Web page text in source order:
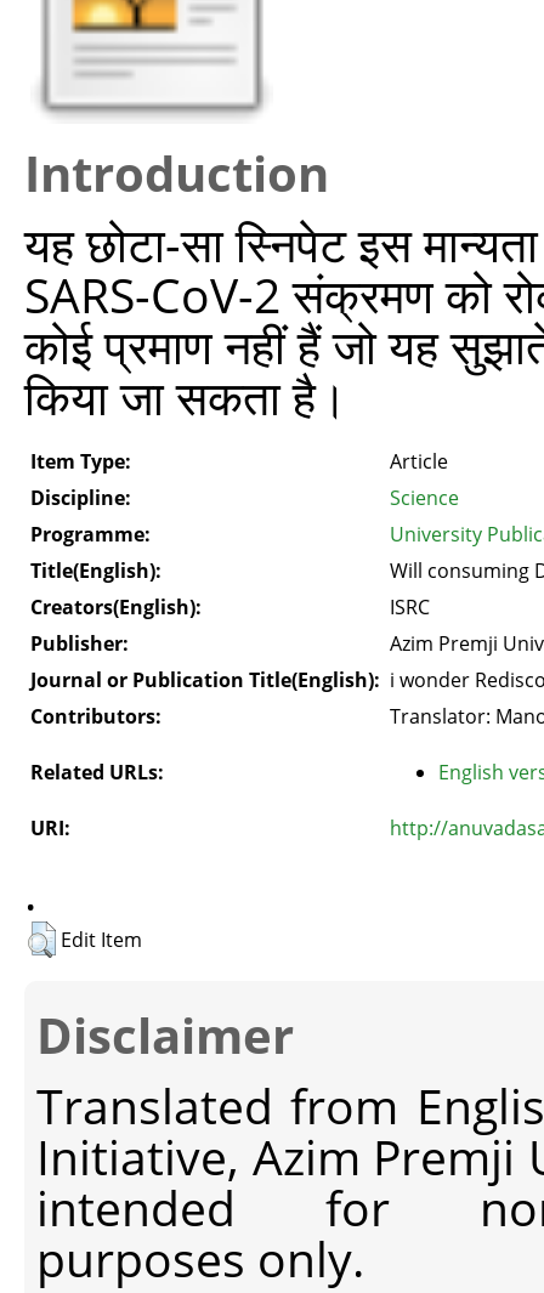
Introduction
यह छोटा-सा स्निपेट इस
SARS-CoV-2 संक्रमण को
कोई प्रमाण नहीं हैं जो यह
किया जा सकता है।
Item Type:
Article
Discipline:
Science
Programme:
University
Title(English):
Will consuming
Creators(English):
ISRC
Publisher:
Azim Premji
Journal or Publication Title(English): i wonder
Contributors:
Translator:
Related URLs: English
URI: http://
.
Edit Item
Disclaimer
Translated from
Initiative, Azim Premji
intended for non-
purposes only.